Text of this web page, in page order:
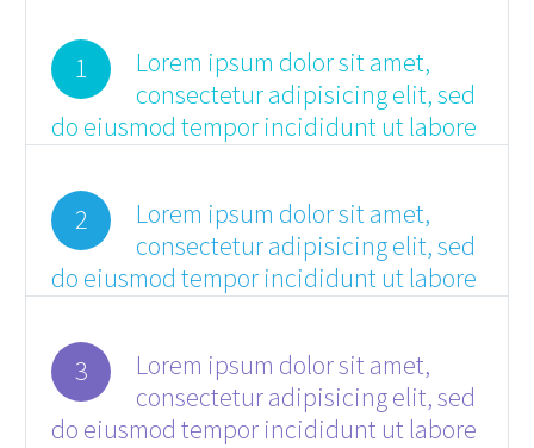
1
Lorem ipsum dolor sit amet,
consectetur adipisicing elit, sed
do eiusmod tempor incididunt ut labore
2
Lorem ipsum dolor sit amet,
consectetur adipisicing elit, sed
do eiusmod tempor incididunt ut labore
3
Lorem ipsum dolor sit amet,
consectetur adipisicing elit, sed
do eiusmod tempor incididunt ut labore